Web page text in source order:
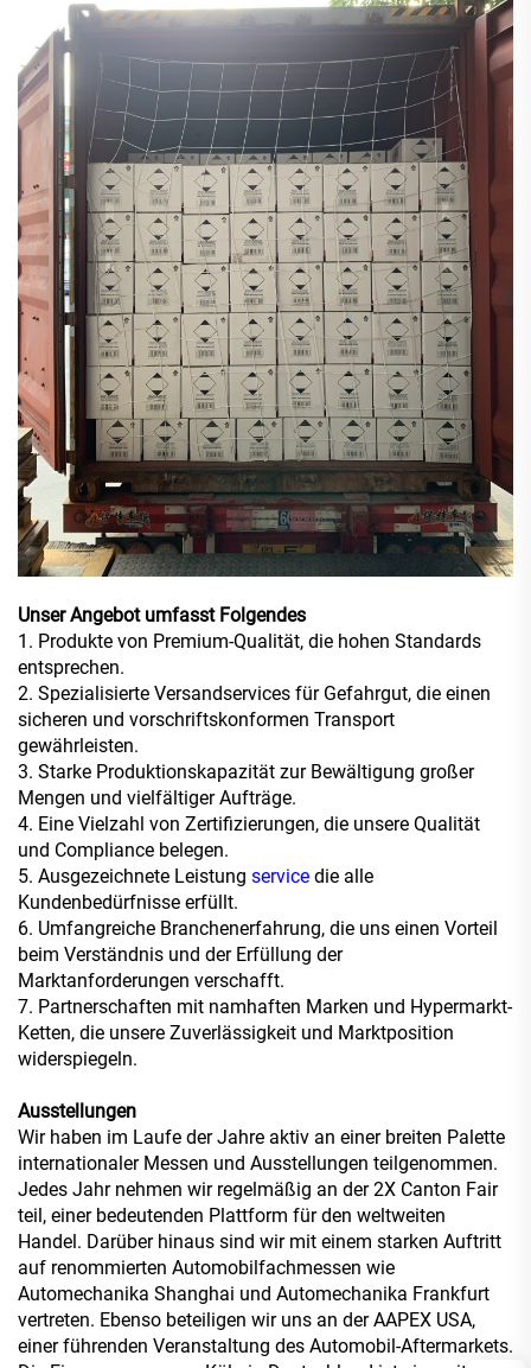
Unser Angebot umfasst Folgendes
1. Produkte von Premium-Qualität, die hohen Standards
entsprechen.
2. Spezialisierte Versandservices für Gefahrgut, die einen
sicheren und vorschriftskonformen Transport
gewährleisten.
3. Starke Produktionskapazität zur Bewältigung großer
Mengen und vielfältiger Aufträge.
4. Eine Vielzahl von Zertifizierungen, die unsere Qualität
und Compliance belegen.
5. Ausgezeichnete Leistung service die alle
Kundenbedürfnisse erfüllt.
6. Umfangreiche Branchenerfahrung, die uns einen Vorteil
beim Verständnis und der Erfüllung der
Marktanforderungen verschafft.
7. Partnerschaften mit namhaften Marken und Hypermarkt-
Ketten, die unsere Zuverlässigkeit und Marktposition
widerspiegeln.
Ausstellungen
Wir haben im Laufe der Jahre aktiv an einer breiten Palette
internationaler Messen und Ausstellungen teilgenommen.
Jedes Jahr nehmen wir regelmäßig an der 2X Canton Fair
teil, einer bedeutenden Plattform für den weltweiten
Handel. Darüber hinaus sind wir mit einem starken Auftritt
auf renommierten Automobilfachmessen wie
Automechanika Shanghai und Automechanika Frankfurt
vertreten. Ebenso beteiligen wir uns an der AAPEX USA,
einer führenden Veranstaltung des Automobil-Aftermarkets.